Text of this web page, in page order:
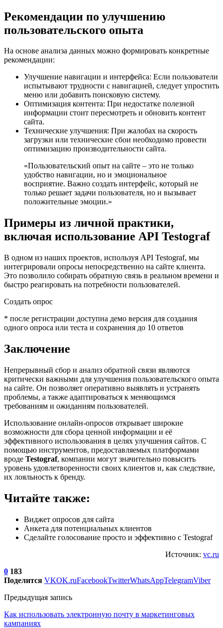
Рекомендации по улучшению
пользовательского опыта
На основе анализа данных можно формировать конкретные
рекомендации:
Улучшение навигации и интерфейса: Если пользователи
испытывают трудности с навигацией, следует упростить
меню или добавить поисковую систему.
Оптимизация контента: При недостатке полезной
информации стоит пересмотреть и обновить контент
сайта.
Технические улучшения: При жалобах на скорость
загрузки или технические сбои необходимо провести
оптимизацию производительности сайта.
«Пользовательский опыт на сайте – это не только
удобство навигации, но и эмоциональное
восприятие. Важно создать интерфейс, который не
только решает задачи пользователя, но и вызывает
положительные эмоции.»
Примеры из личной практики,
включая использование API Testograf
В одном из наших проектов, используя API Testograf, мы
интегрировали опросы непосредственно на сайте клиента.
Это позволило собирать обратную связь в реальном времени и
быстро реагировать на потребности пользователей.
Создать опрос
* после регистрации доступна демо версия для создания
одного опроса или теста и сохранения до 10 ответов
Заключение
Непрерывный сбор и анализ обратной связи являются
критически важными для улучшения пользовательского опыта
на сайте. Он позволяет оперативно выявлять и устранять
проблемы, а также адаптироваться к меняющимся
требованиям и ожиданиям пользователей.
Использование онлайн-опросов открывает широкие
возможности для сбора ценной информации и её
эффективного использования в целях улучшения сайтов. С
помощью инструментов, предоставляемых платформами
вроде Testograf, компании могут значительно повысить
уровень удовлетворенности своих клиентов и, как следствие,
их лояльность к бренду.
Читайте также:
Виджет опросов для сайта
Анкета для потенциальных клиентов
Сделайте голосование просто и эффективно с Testograf
Источник: vc.ru
0 183
Поделится VKOK.ruFacebookTwitterWhatsAppTelegramViber
Предыдущая запись
Как использовать электронную почту в маркетинговых
кампаниях